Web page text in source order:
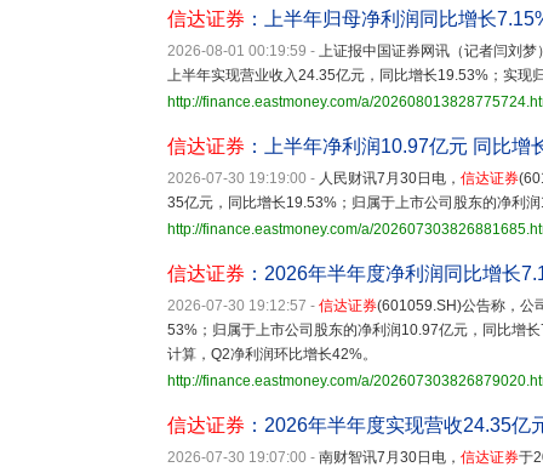
信达证券 ：上半年归母净利润同比增长
2026-08-01 00:19:59 - 上证报中国证券网讯（记者闫刘梦
上半年实现营业收入24.35亿元，同比增长19.53%；实现
http://finance.eastmoney.com/a/
信达证券 ：上半年净利润10.97亿元 同比增
2026-07-30 19:19:00 - 人民财讯7月30日电， 信达证券
35亿元，同比增长19.53%；归属于上市公司股东的净利
http://finance.eastmoney.com/a/
信达证券 ：2026年半年度净利润同比增长
2026-07-30 19:12:57 - 信达证券(601059.SH)公告称，公
53%；归属于上市公司股东的净利润10.97亿元，同比增
计算，Q2净利润环比增长42%。
http://finance.eastmoney.com/a/
信达证券 ：2026年半年度实现营收24.35亿
2026-07-30 19:07:00 - 南财智讯7月30日电， 信达证券于